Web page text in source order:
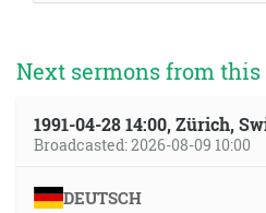
Next sermons from this
1991-04-28 14:00, Zürich,
Broadcasted: 2026-08-09 10:00
DEUTSCH